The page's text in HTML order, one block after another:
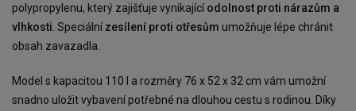
polypropylenu, který zajišťuje vynikající odolnost proti nárazům a
vlhkosti . Speciální zesílení proti otřesům umožňuje lépe chránit
obsah zavazadla.
Model s kapacitou 110 l a rozměry 76 x 52 x 32 cm vám umožní
snadno uložit vybavení potřebné na dlouhou cestu s rodinou. Díky